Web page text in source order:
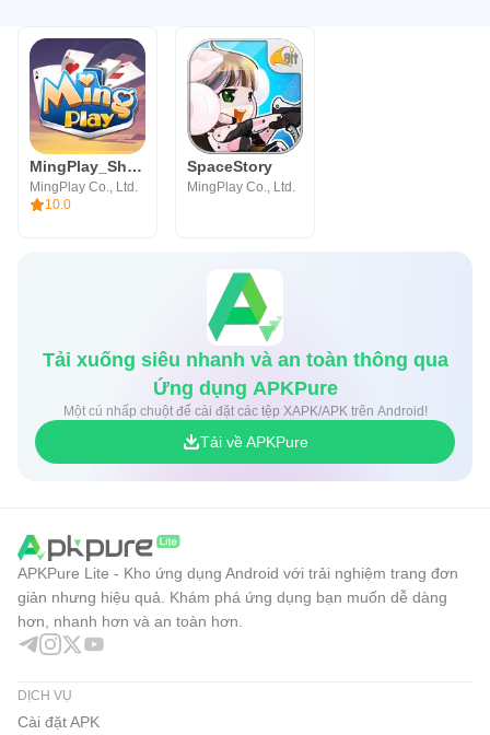
MingPlay_ShanKoeMee, BooGyi
MingPlay Co., Ltd.
10.0
SpaceStory
MingPlay Co., Ltd.
Tải xuống siêu nhanh và an toàn thông qua
Ứng dụng APKPure
Một cú nhấp chuột để cài đặt các tệp XAPK/APK trên Android!
Tải về APKPure
APKPure Lite - Kho ứng dụng Android với trải nghiệm trang đơn
giản nhưng hiệu quả. Khám phá ứng dụng bạn muốn dễ dàng
hơn, nhanh hơn và an toàn hơn.
DỊCH VỤ
Cài đặt APK